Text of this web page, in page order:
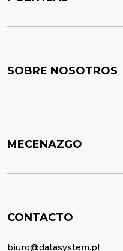
SOBRE NOSOTROS
MECENAZGO
CONTACTO
biuro@datasystem.pl